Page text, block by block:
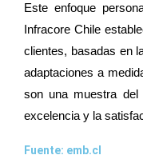
Este enfoque
Infracore Chile
clientes, basadas en
adaptaciones a
son una muestra
excelencia y la
Fuente: emb.cl